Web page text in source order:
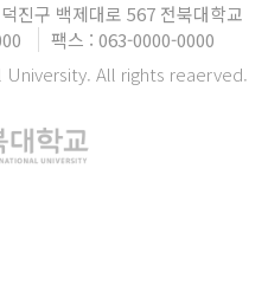
진구 백제대로 567 전북대학교
팩스 : 063-0000-0000
All rights reaerved.